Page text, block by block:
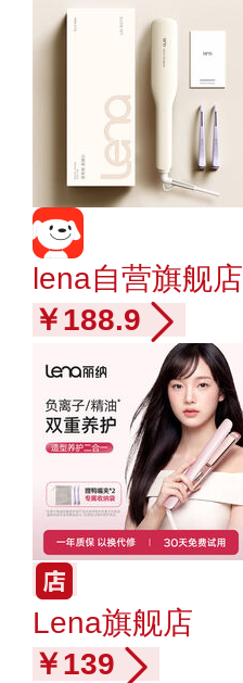
lena自营旗舰店
￥188.9
Lena旗舰店
￥139